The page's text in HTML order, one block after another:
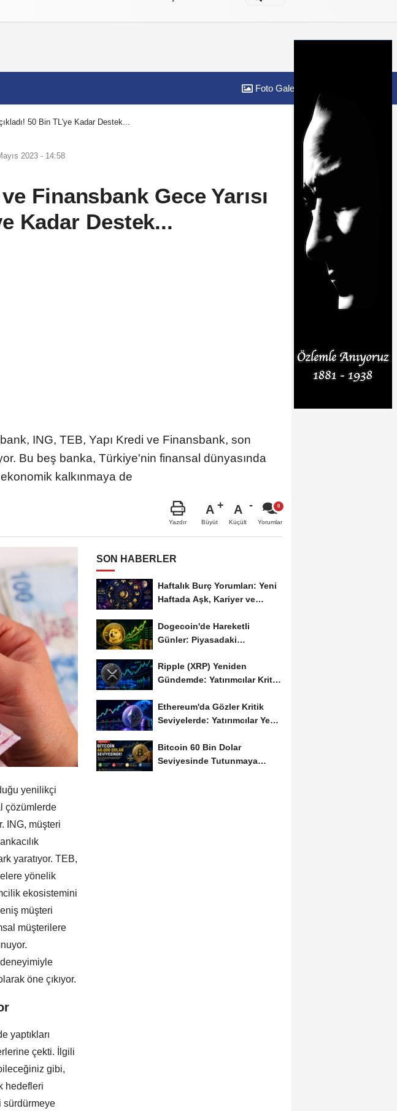
Foto Galeri
50 Bin TL'ye Kadar Destek...
2023 - 14:58
Finansbank Gece Yarısı
Kadar Destek...
ING, TEB, Yapı Kredi ve Finansbank, son
Bu beş banka, Türkiye'nin finansal dünyasında
kalkınmaya de
Yazdır
A
Büyüt
A
Küçült Yorumlar
yenilikçi
çözümlerde
ING, müşteri
yaratıyor. TEB,
yönelik
ekosistemini
müşteri
müşterilere
öne çıkıyor.
yaptıkları
çekti. İlgili
gibi,
hedefleri
sürdürmeye
SON HABERLER
Haftalık Burç Yorumları: Yeni
Haftada Aşk, Kariyer ve
Dogecoin'de Hareketli
Günler: Piyasadaki
de...
Ripple (XRP) Yeniden
Gündemde: Yatırımcılar Kritik
Ethereum'da Gözler Kritik
Seviyelerde: Yatırımcılar Yeni
Bitcoin 60 Bin Dolar
Seviyesinde Tutunmaya